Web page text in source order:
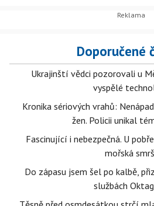
Doporučené
Ukrajinští vědci pozorovali u
vyspělé
Kronika sériových vrahů:
žen. Policii unikal
Fascinující i nebezpečná. U
mořská
Do zápasu jsem šel po kalbě,
službách